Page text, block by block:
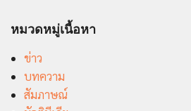
หมวดหมู่เนื้อหา
ข่าว
บทความ
สัมภาษณ์